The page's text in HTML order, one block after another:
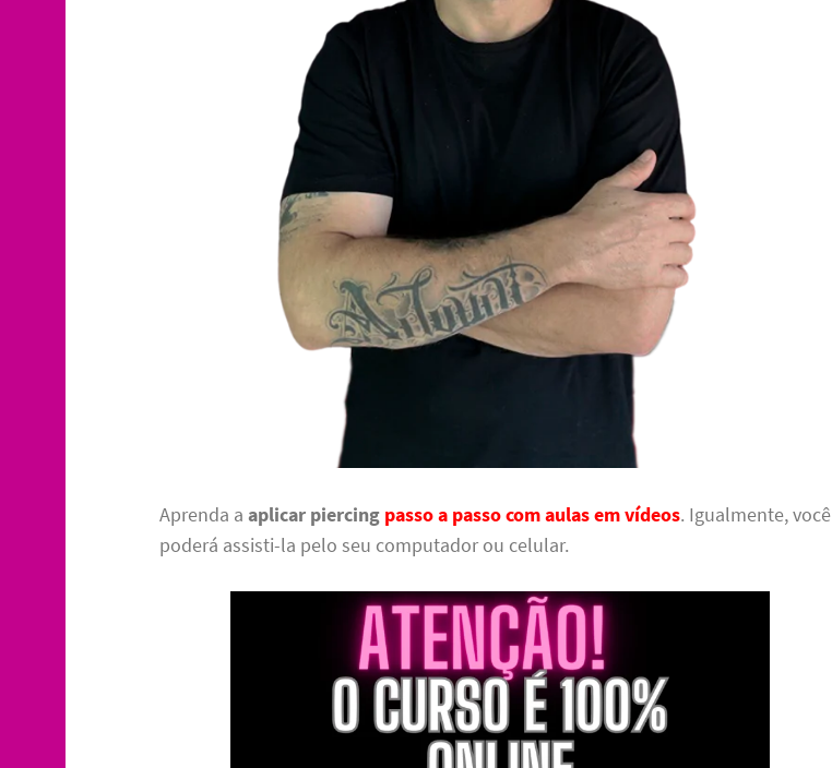
Aprenda aaplicar piercing passo a passo com aulas em vídeos. Igualmente, você
poderá assisti-la pelo seu computador ou celular.